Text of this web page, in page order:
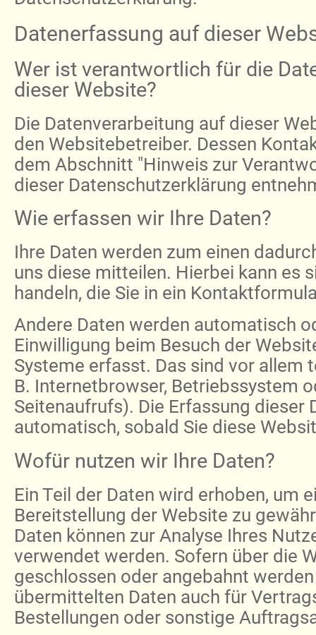
Datenerfassung auf dieser
Wer ist verantwortlich für die
dieser Website?
Die Datenverarbeitung auf dieser
den Websitebetreiber. Dessen
dem Abschnitt "Hinweis zur
dieser Datenschutzerklärung
Wie erfassen wir Ihre Daten?
Ihre Daten werden zum einen
uns diese mitteilen. Hierbei kann es
handeln, die Sie in ein
Andere Daten werden automatisch
Einwilligung beim Besuch der
Systeme erfasst. Das sind vor allem
B. Internetbrowser, Betriebssystem
Seitenaufrufs). Die Erfassung dieser
automatisch, sobald Sie diese
Wofür nutzen wir Ihre Daten?
Ein Teil der Daten wird erhoben, um
Bereitstellung der Website zu
Daten können zur Analyse Ihres
verwendet werden. Sofern über die
geschlossen oder angebahnt
übermittelten Daten auch für
Bestellungen oder sonstige